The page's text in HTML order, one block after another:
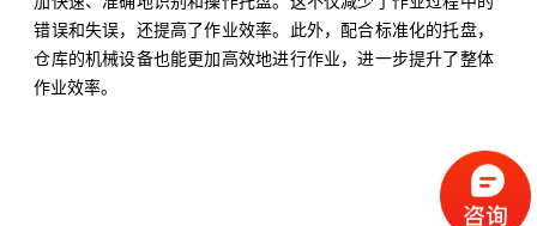
错误和失误，还提高了作业效率。此外，配合标准化的托盘，
仓库的机械设备也能更加高效地进行作业，进一步提升了整体
作业效率。